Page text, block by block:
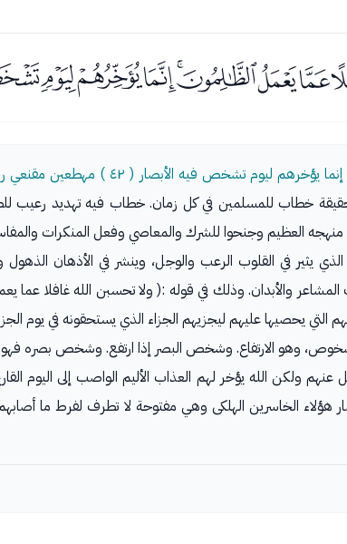
( ٤٢ ) مهطعين مقنعي رؤوسهم لا يرتد إليهم طرفهم وأفئدتهم هواء ( ٤٣ )
خطاب للمسلمين في كل زمان. خطاب فيه تهديد رعيب
منهجه العظيم وجنحوا للشرك والمعاصي وفعل المنكرات
يثير في القلوب الرعب والوجل، وينشر في الأذهان
والأبدان. وذلك في قوله :( ولا تحسبن الله غافلا
التي يحصيها عليهم ليجزيهم الجزاء الذي يستحقونه في يوم
وهو الارتفاع. وشخص البصر إذا ارتفع. وشخص بصره
ولكن الله يؤخر لهم العذاب الأليم الواصب إلى اليوم
هؤلاء الخاسرين الهلكى وهي مفتوحة لا تطرف لفرط ما